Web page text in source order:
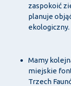
zaspokoić
planuje
ekologiczny.
Mamy
miejskie
Trzech